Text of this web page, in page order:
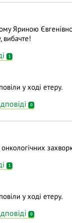
Яриною
вибачте!
1
у ході етеру.
0
1
у ході етеру.
0